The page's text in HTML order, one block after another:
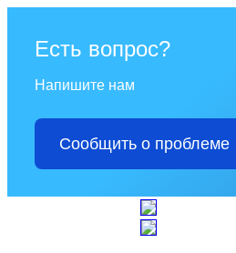
Есть вопрос?
Напишите нам
Сообщить о проблеме